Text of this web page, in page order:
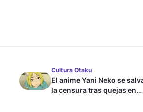
Cultura Otaku
El anime Yani Neko se
la censura tras quejas en